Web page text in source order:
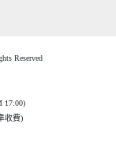
Reserved
17:00)
收費)